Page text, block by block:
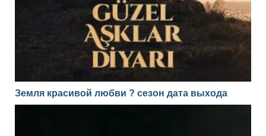
Земля красивой любви ? сезон дата выхода